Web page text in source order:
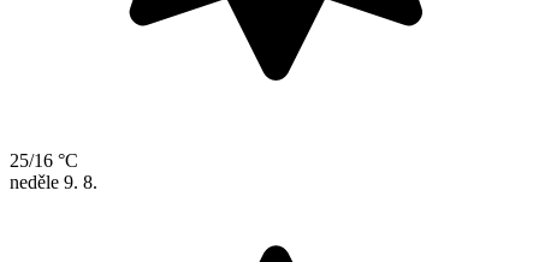
25/16 °C
neděle 9. 8.